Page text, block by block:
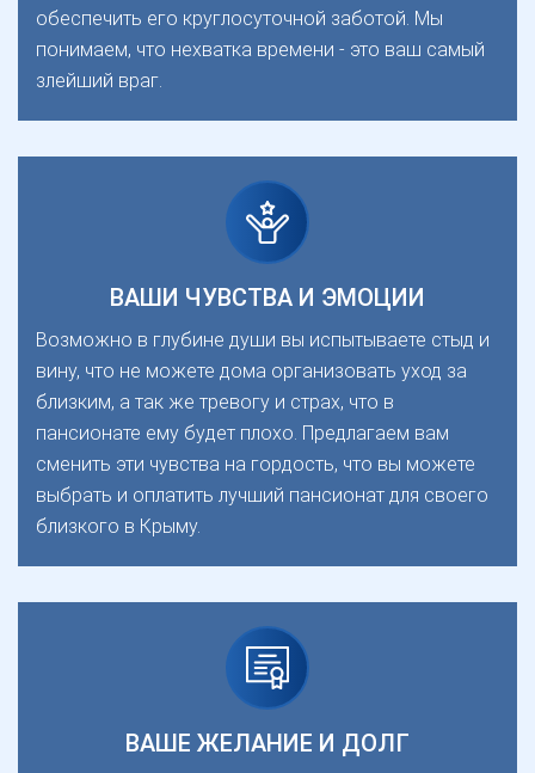
обеспечить его круглосуточной заботой. Мы
понимаем, что нехватка времени - это ваш самый
злейший враг.
ВАШИ ЧУВСТВА И ЭМОЦИИ
Возможно в глубине души вы испытываете стыд и
вину, что не можете дома организовать уход за
близким, а так же тревогу и страх, что в
пансионате ему будет плохо. Предлагаем вам
сменить эти чувства на гордость, что вы можете
выбрать и оплатить лучший пансионат для своего
близкого в Крыму.
ВАШЕ ЖЕЛАНИЕ И ДОЛГ